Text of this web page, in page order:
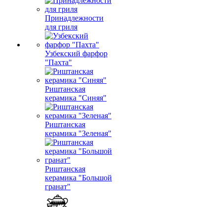
Принадлежности
для гриля
Узбекский фарфор
"Пахта"
Риштанская
керамика "Синяя"
Риштанская
керамика "Зеленая"
Риштанская
керамика "Большой
гранат"